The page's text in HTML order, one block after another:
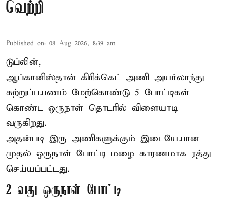
வெற்றி
Published on: 08 Aug 2026, 8:39 am
டுப்லின்,
ஆப்கானிஸ்தான் கிரிக்கெட் அணி அயர்லாந்து
சுற்றுப்பயணம் மேற்கொண்டு 5 போட்டிகள்
கொண்ட ஒருநாள் தொடரில் விளையாடி
வருகிறது.
அதன்படி இரு அணிகளுக்கும் இடையேயான
முதல் ஒருநாள் போட்டி மழை காரணமாக ரத்து
செய்யப்பட்டது.
2 வது ஒருநாள் போட்டி